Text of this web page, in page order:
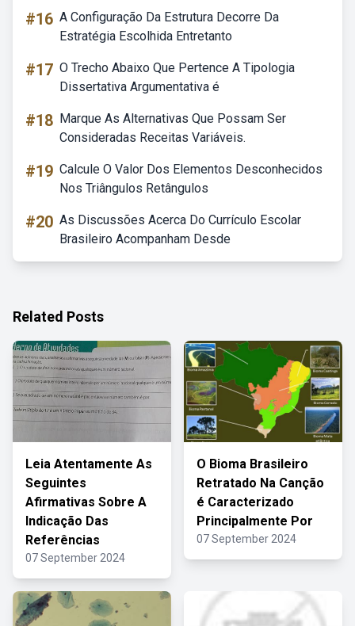
#16 A Configuração Da Estrutura Decorre Da
Estratégia Escolhida Entretanto
#17 O Trecho Abaixo Que Pertence A Tipologia
Dissertativa Argumentativa é
#18 Marque As Alternativas Que Possam Ser
Consideradas Receitas Variáveis.
#19 Calcule O Valor Dos Elementos Desconhecidos
Nos Triângulos Retângulos
#20 As Discussões Acerca Do Currículo Escolar
Brasileiro Acompanham Desde
Related Posts
Leia Atentamente As
Seguintes
Afirmativas Sobre A
Indicação Das
Referências
07 September 2024
O Bioma Brasileiro
Retratado Na Canção
é Caracterizado
Principalmente Por
07 September 2024